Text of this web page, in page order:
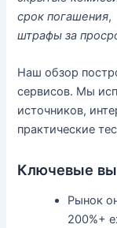
срок погашения,
штрафы за
Наш обзор
сервисов. Мы
источников,
практические
Ключевые
Рынок
200%+